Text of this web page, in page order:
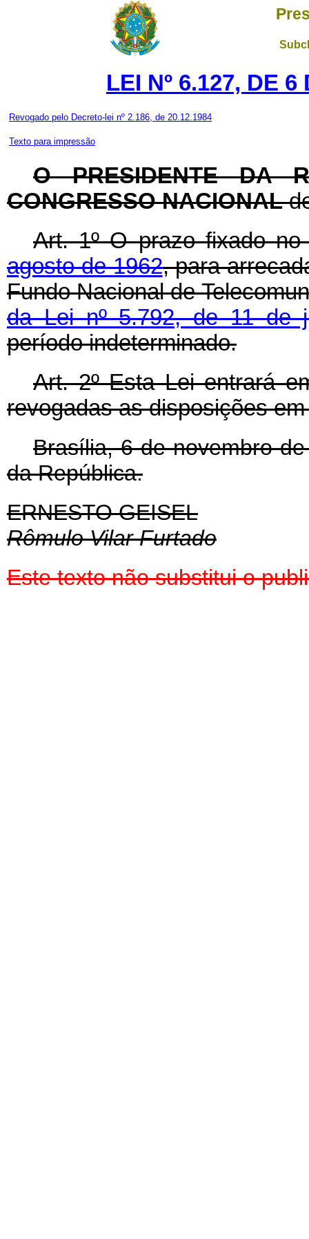
LEI Nº 6.127, DE
Revogado pelo Decreto-lei nº 2.186, de 20.12.1984
Texto para impressão
O PRESIDENTE DA
CONGRESSO NACIONAL
Art. 1º O prazo fixado
agosto de 1962, para
Fundo Nacional de
da Lei nº 5.792, de 11 de
período indeterminado.
Art. 2º Esta Lei entrará
revogadas as disposições
Brasília, 6 de novembro
da República.
ERNESTO GEISEL
Rômulo Vilar Furtado
Este texto não substitui o